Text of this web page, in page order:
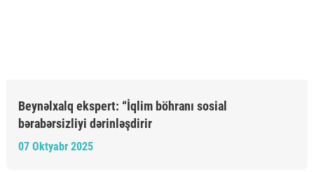
Beynəlxalq ekspert: “İqlim böhranı sosial
bərabərsizliyi dərinləşdirir
07 Oktyabr 2025